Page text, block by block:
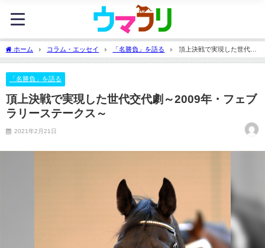
ホーム コラム・エッセイ 「名勝負」を語る
頂上決戦で実現した世代交
代劇～2009年・フェブラリーステークス～
「名勝負」を語る
頂上決戦で実現した世代交代劇～2009年・フェブ
ラリーステークス～
2021年2月21日